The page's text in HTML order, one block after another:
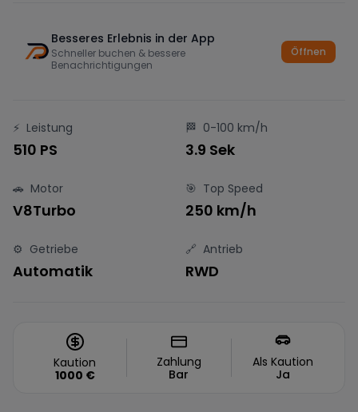
Besseres Erlebnis in der App
Schneller buchen & bessere
Benachrichtigungen
Öffnen
⚡ Leistung
510 PS
🏁 0-100 km/h
3.9 Sek
🚗 Motor
V8Turbo
🎯 Top Speed
250 km/h
⚙️ Getriebe
Automatik
🔗 Antrieb
RWD
Kaution
1000 €
Zahlung
Bar
Als Kaution
Ja